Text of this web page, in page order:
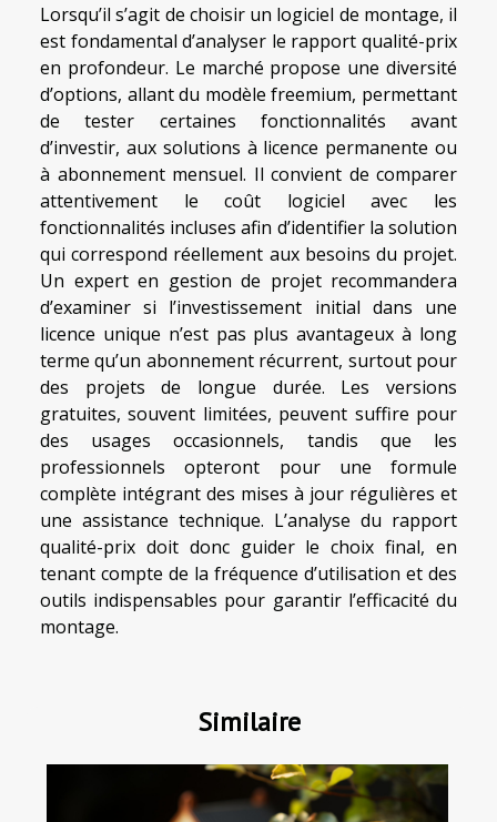
Lorsqu’il s’agit de choisir un logiciel de montage, il
est fondamental d’analyser le rapport qualité-prix
en profondeur. Le marché propose une diversité
d’options, allant du modèle freemium, permettant
de tester certaines fonctionnalités avant
d’investir, aux solutions à licence permanente ou
à abonnement mensuel. Il convient de comparer
attentivement le coût logiciel avec les
fonctionnalités incluses afin d’identifier la solution
qui correspond réellement aux besoins du projet.
Un expert en gestion de projet recommandera
d’examiner si l’investissement initial dans une
licence unique n’est pas plus avantageux à long
terme qu’un abonnement récurrent, surtout pour
des projets de longue durée. Les versions
gratuites, souvent limitées, peuvent suffire pour
des usages occasionnels, tandis que les
professionnels opteront pour une formule
complète intégrant des mises à jour régulières et
une assistance technique. L’analyse du rapport
qualité-prix doit donc guider le choix final, en
tenant compte de la fréquence d’utilisation et des
outils indispensables pour garantir l’efficacité du
montage.
Similaire